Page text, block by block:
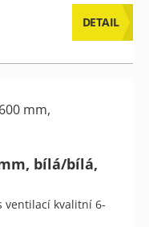
DETAIL
bílá/bílá,
ventilací kvalitní 6-